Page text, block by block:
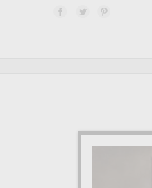
Stanislav Aristov est